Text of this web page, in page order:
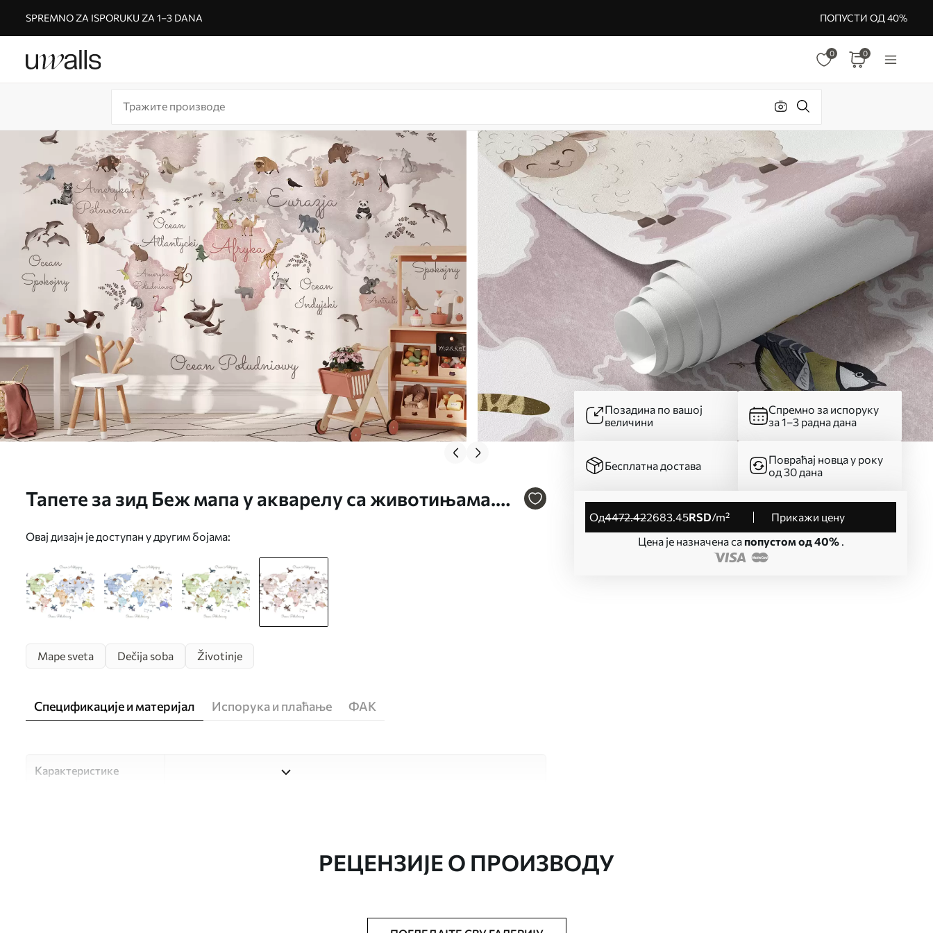
SPREMNO ZA ISPORUKU ZA 1–3 DANA ПОПУСТИ ОД 40%
0 0
Тапете за зид Беж мапа у акварелу са животињама.
Овај дизајн је доступан у другим бојама:
Позадина по вашој
величини
Спремно за испоруку
за 1–3 радна дана
Бесплатна достава
Повраћај новца у року
од 30 дана
од4472.422683.45RSD/m²
Прикажи цену
Цена је назначена са попустом од 40%.
Mape sveta Dečija soba Životinje
Спецификације и материјал Испорука и плаћање ФАК
Карактеристике
РЕЦЕНЗИЈЕ О ПРОИЗВОДУ